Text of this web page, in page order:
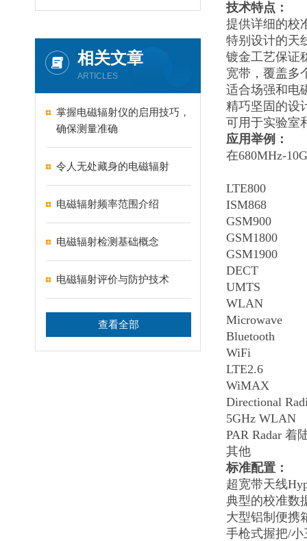
相关文章
ARTICLES
掌握电磁辐射仪的启用技巧，
确保测量准确
令人无处藏身的电磁辐射
电磁辐射频率范围介绍
电磁辐射检测基础概念
电磁辐射评价与防护技术
查看全部
技术特点：
提供详细的校
特别设计的天
镀金工艺保证
宽带，覆盖多
适合场强和电
精巧坚固的设
可用于实验室
应用举例：
在680MHz-
LTE800
ISM868
GSM900
GSM1800
GSM1900
DECT
UMTS
WLAN
Microwave
Bluetooth
WiFi
LTE2.6
WiMAX
Directional
5GHz WLAN
PAR Radar 着
其他
标准配置：
超宽带天线
典型的校准数
大型铝制便携
手枪式握把/小